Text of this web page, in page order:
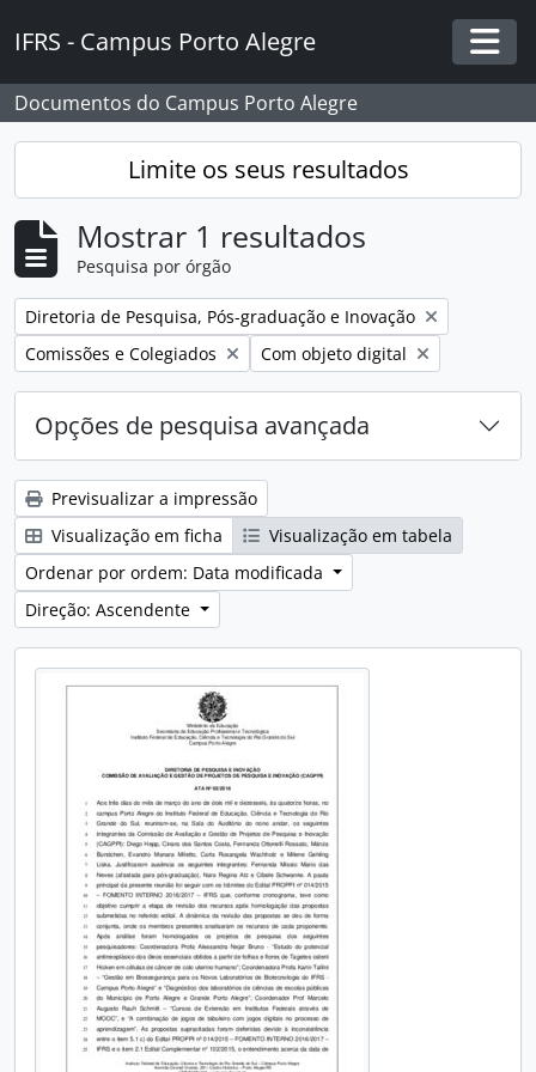
IFRS - Campus Porto Alegre
Documentos do Campus Porto Alegre
Limite os seus resultados
Mostrar 1 resultados
Pesquisa por órgão
Remover filtro:
Diretoria de Pesquisa, Pós-graduação e Inovação
Remover filtro:
Comissões e Colegiados Remover filtro:
Com objeto digital
Opções de pesquisa avançada
Previsualizar a impressão
Visualização em ficha
Visualização em tabela
Ordenar por ordem: Data modificada
Direção: Ascendente